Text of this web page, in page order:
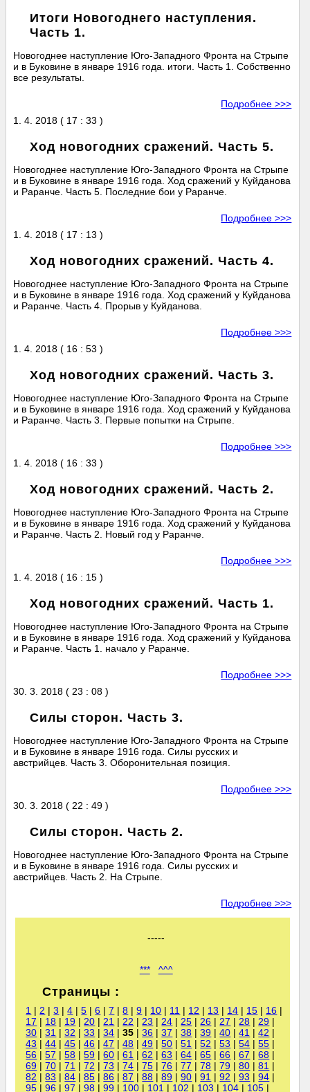
Итоги Новогоднего наступления.
Часть 1.
Новогоднее наступление Юго-Западного Фронта на Стрыпе
и в Буковине в январе 1916 года. итоги. Часть 1. Собственно
все результаты.
Подробнее >>>
1. 4. 2018 ( 17 : 33 )
Ход новогодних сражений. Часть 5.
Новогоднее наступление Юго-Западного Фронта на Стрыпе
и в Буковине в январе 1916 года. Ход сражений у Куйданова
и Раранче. Часть 5. Последние бои у Раранче.
Подробнее >>>
1. 4. 2018 ( 17 : 13 )
Ход новогодних сражений. Часть 4.
Новогоднее наступление Юго-Западного Фронта на Стрыпе
и в Буковине в январе 1916 года. Ход сражений у Куйданова
и Раранче. Часть 4. Прорыв у Куйданова.
Подробнее >>>
1. 4. 2018 ( 16 : 53 )
Ход новогодних сражений. Часть 3.
Новогоднее наступление Юго-Западного Фронта на Стрыпе
и в Буковине в январе 1916 года. Ход сражений у Куйданова
и Раранче. Часть 3. Первые попытки на Стрыпе.
Подробнее >>>
1. 4. 2018 ( 16 : 33 )
Ход новогодних сражений. Часть 2.
Новогоднее наступление Юго-Западного Фронта на Стрыпе
и в Буковине в январе 1916 года. Ход сражений у Куйданова
и Раранче. Часть 2. Новый год у Раранче.
Подробнее >>>
1. 4. 2018 ( 16 : 15 )
Ход новогодних сражений. Часть 1.
Новогоднее наступление Юго-Западного Фронта на Стрыпе
и в Буковине в январе 1916 года. Ход сражений у Куйданова
и Раранче. Часть 1. начало у Раранче.
Подробнее >>>
30. 3. 2018 ( 23 : 08 )
Силы сторон. Часть 3.
Новогоднее наступление Юго-Западного Фронта на Стрыпе
и в Буковине в январе 1916 года. Силы русских и
австрийцев. Часть 3. Оборонительная позиция.
Подробнее >>>
30. 3. 2018 ( 22 : 49 )
Силы сторон. Часть 2.
Новогоднее наступление Юго-Западного Фронта на Стрыпе
и в Буковине в январе 1916 года. Силы русских и
австрийцев. Часть 2. На Стрыпе.
Подробнее >>>
-----
*** ^^^
Страницы :
1 | 2 |3 |4 |5 |6 |7 |8 |9 | 10 | 11 | 12 | 13 | 14 | 15 | 16 |
17 | 18 | 19 | 20 | 21 | 22 | 23 | 24 | 25 | 26 | 27 | 28 | 29 |
30 |31 |32 |33 |34 | 35 |36 |37 |38 |39 |40 |41 |42 |
43 |44 |45 |46 |47 |48 |49 |50 |51 |52 |53 |54 |55 |
56 |57 |58 |59 |60 |61 |62 |63 |64 |65 |66 |67 |68 |
69 |70 |71 |72 |73 |74 |75 |76 |77 |78 |79 |80 |81 |
82 |83 |84 |85 |86 |87 |88 |89 |90 |91 |92 |93 |94 |
95 |96 |97 |98 |99 | 100 | 101 | 102 | 103 | 104 | 105 |